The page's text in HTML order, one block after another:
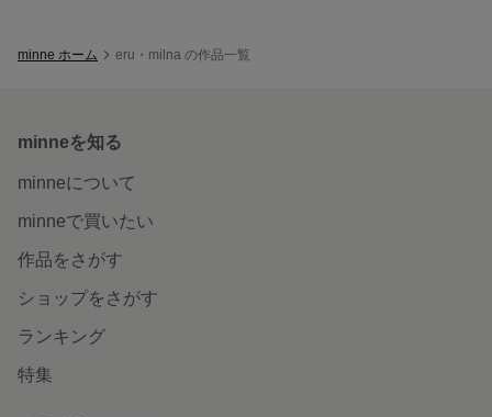
minne ホーム eru・milna の作品一覧
minneを知る
minneについて
minneで買いたい
作品をさがす
ショップをさがす
ランキング
特集